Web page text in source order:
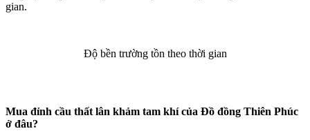
gian.
Độ bền trường tồn theo thời gian
Mua đỉnh cầu thất lân khảm tam khí của Đồ đồng Thiên Phúc
ở đâu?